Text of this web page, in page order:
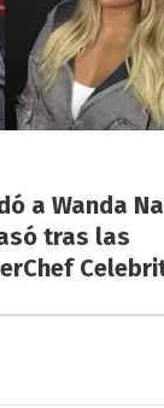
a Wanda
tras las